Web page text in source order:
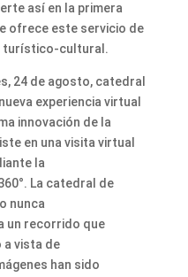
así en la primera
ofrece este servicio de
turístico-cultural.
24 de agosto, catedral
experiencia virtual
innovación de la
en una visita virtual
la
La catedral de
nunca
un recorrido que
vista de
han sido